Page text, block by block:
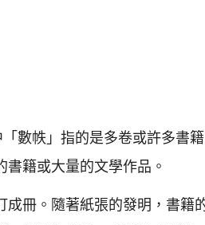
數帙」指的是多卷或許多書
籍或大量的文學作品。
冊。隨著紙張的發明，書籍